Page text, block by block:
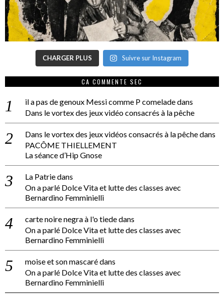
CHARGER PLUS Suivre sur Instagram
CA COMMENTE SEC
il a pas de genoux Messi comme P comeladedans
Dans le vortex des jeux vidéo consacrés à la pêche
Dans le vortex des jeux vidéos consacrés à la pêchedans
PACÔME THIELLEMENT
La séance d’Hip Gnose
La Patriedans
On a parlé Dolce Vita et lutte des classes avec
Bernardino Femminielli
carte noire negra à l'o tiededans
On a parlé Dolce Vita et lutte des classes avec
Bernardino Femminielli
moise et son mascarédans
On a parlé Dolce Vita et lutte des classes avec
Bernardino Femminielli